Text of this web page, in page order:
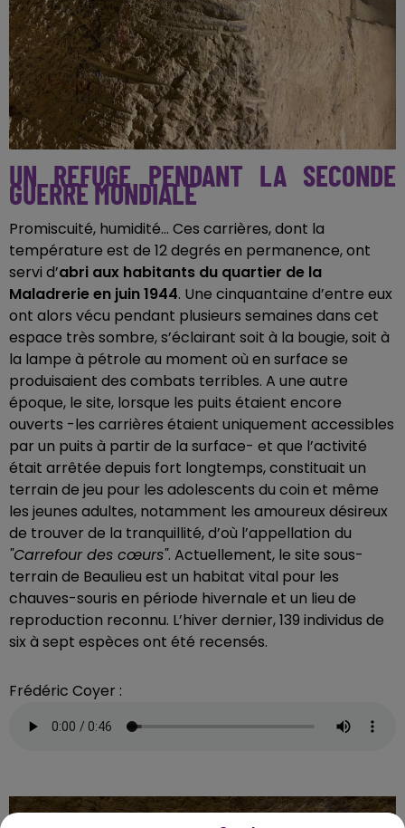
UN REFUGE PENDANT LA SECONDE
GUERRE MONDIALE
Promiscuité, humidité... Ces carrières, dont la
température est de 12 degrés en permanence, ont
servi d’abri aux habitants du quartier de la
Maladrerie en juin 1944. Une cinquantaine d’entre eux
ont alors vécu pendant plusieurs semaines dans cet
espace très sombre, s’éclairant soit à la bougie, soit à
la lampe à pétrole au moment où en surface se
produisaient des combats terribles. A une autre
époque, le site, lorsque les puits étaient encore
ouverts -les carrières étaient uniquement accessibles
par un puits à partir de la surface- et que l’activité
était arrêtée depuis fort longtemps, constituait un
terrain de jeu pour les adolescents du coin et même
les jeunes adultes, notamment les amoureux désireux
de trouver de la tranquillité, d’où l’appellation du
"Carrefour des cœurs". Actuellement, le site sous-
terrain de Beaulieu est un habitat vital pour les
chauves-souris en période hivernale et un lieu de
reproduction reconnu. L’hiver dernier, 139 individus de
six à sept espèces ont été recensés.
Frédéric Coyer :